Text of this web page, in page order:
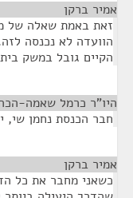
אמיר ברקן
זאת באמת שאלה של
הוועדה לא נכנסה
הקיים גובל במשק
היו"ר כרמל שאמה-
חבר הכנסת נחמן שי,
אמיר ברקן
כשאני מחבר את כל